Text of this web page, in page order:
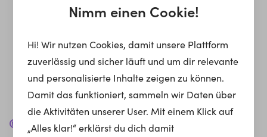
edv servicetechniker Jobs für dich in
Nimm einen Cookie!
Hi! Wir nutzen Cookies, damit unsere Plattform
zuverlässig und sicher läuft und um dir relevante
und personalisierte Inhalte zeigen zu können.
Damit das funktioniert, sammeln wir Daten über
die Aktivitäten unserer User. Mit einem Klick auf
„Alles klar!“ erklärst du dich damit